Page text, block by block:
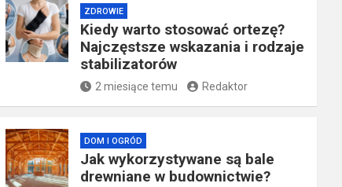
ZDROWIE
Kiedy warto stosować ortezę?
Najczęstsze wskazania i rodzaje
stabilizatorów
2 miesiące temu Redaktor
DOM I OGRÓD
Jak wykorzystywane są bale
drewniane w budownictwie?